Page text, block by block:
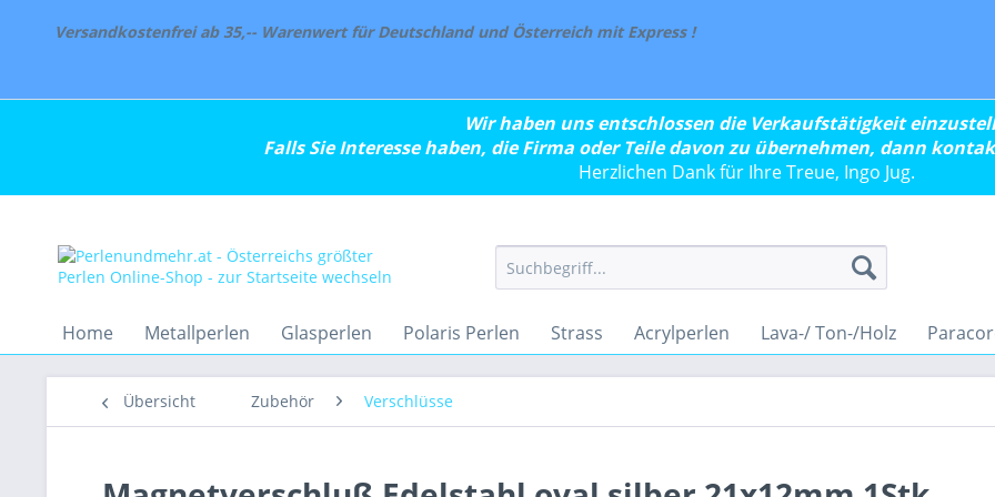
Versandkostenfrei ab 35,-- Warenwert für Deutschland und Österreich mit Express !
Wir haben uns entschlossen die Verkaufstätigkeit
Falls Sie Interesse haben, die Firma oder Teile davon zu übernehmen, dann
Herzlichen Dank für Ihre Treue, Ingo Jug.
Home Metallperlen Glasperlen Polaris Perlen Strass Acrylperlen Lava-/ Ton-/Holz
Übersicht Zubehör Verschlüsse